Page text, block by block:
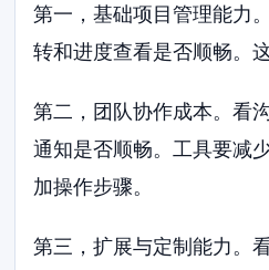
第一，基础项目管理能力
转和进度查看是否顺畅。
第二，团队协作成本。看
通知是否顺畅。工具要减
加操作步骤。
第三，扩展与定制能力。